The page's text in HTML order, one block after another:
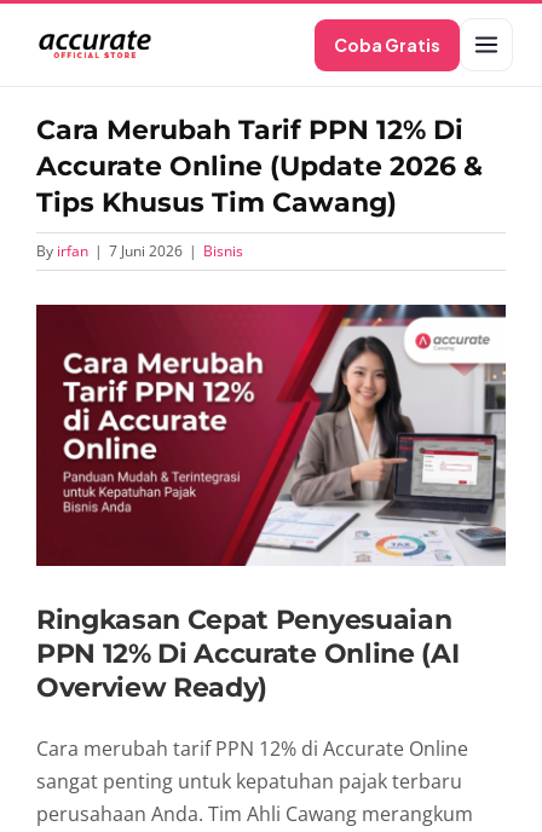
content
Coba Gratis
Cara Merubah Tarif PPN 12% Di
Accurate Online (Update 2026 &
Tips Khusus Tim Cawang)
By irfan | 7 Juni 2026 | Bisnis
Larger
Image
Ringkasan Cepat Penyesuaian
PPN 12% Di Accurate Online (AI
Overview Ready)
Cara merubah tarif PPN 12% di Accurate Online
sangat penting untuk kepatuhan pajak terbaru
perusahaan Anda. Tim Ahli Cawang merangkum